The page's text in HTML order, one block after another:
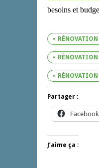
besoins et
RÉNOVATION
Partager :
Facebook
J’aime ça :